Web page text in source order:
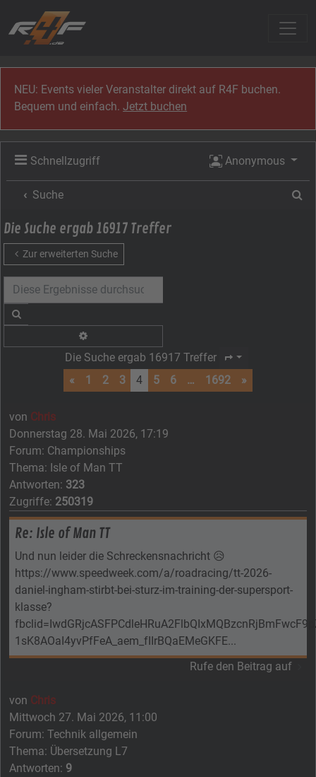
NEU: Events vieler Veranstalter direkt auf R4F buchen.
Bequem und einfach.Jetzt buchen
Schnellzugriff Anonymous
Suche
Die Suche ergab 16917 Treffer
Zur erweiterten Suche
Die Suche ergab 16917 Treffer Seite
« 1 2 3 4 5 6 … 1692 »
von Chris
Donnerstag 28. Mai 2026, 17:19
Forum: Championships
Thema: Isle of Man TT
Antworten: 323
Zugriffe: 250319
Re: Isle of Man TT
Und nun leider die Schreckensnachricht 😥
https://www.speedweek.com/a/roadracing/tt-2026-
daniel-ingham-stirbt-bei-sturz-im-training-der-supersport-
klasse?
1sK8AOaI4yvPfFeA_aem_fIIrBQaEMeGKFE...
Rufe den Beitrag auf
von Chris
Mittwoch 27. Mai 2026, 11:00
Forum: Technik allgemein
Thema: Übersetzung L7
Antworten: 9